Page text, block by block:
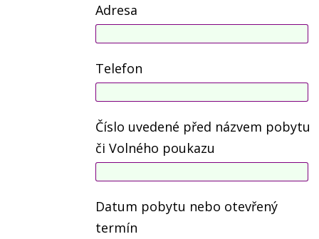
Adresa
Telefon
Číslo uvedené před názvem pobytu
či Volného poukazu
Datum pobytu nebo otevřený
termín